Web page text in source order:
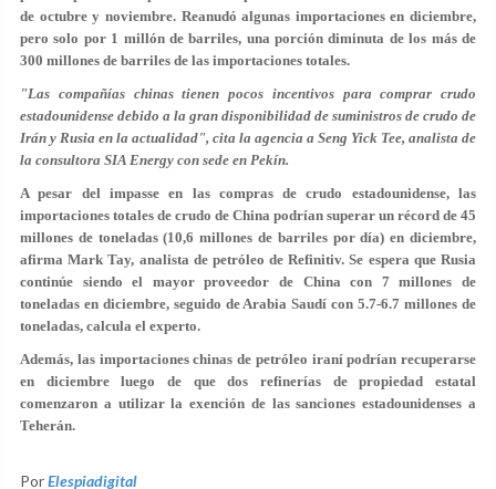
de octubre y noviembre. Reanudó algunas importaciones en diciembre,
pero solo por 1 millón de barriles, una porción diminuta de los más de
300 millones de barriles de las importaciones totales.
"Las compañías chinas tienen pocos incentivos para comprar crudo
estadounidense debido a la gran disponibilidad de suministros de crudo de
Irán y Rusia en la actualidad", cita la agencia a Seng Yick Tee, analista de
la consultora SIA Energy con sede en Pekín.
A pesar del impasse en las compras de crudo estadounidense, las
importaciones totales de crudo de China podrían superar un récord de 45
millones de toneladas (10,6 millones de barriles por día) en diciembre,
afirma Mark Tay, analista de petróleo de Refinitiv. Se espera que Rusia
continúe siendo el mayor proveedor de China con 7 millones de
toneladas en diciembre, seguido de Arabia Saudí con 5.7-6.7 millones de
toneladas, calcula el experto.
Además, las importaciones chinas de petróleo iraní podrían recuperarse
en diciembre luego de que dos refinerías de propiedad estatal
comenzaron a utilizar la exención de las sanciones estadounidenses a
Teherán.
PorElespiadigital